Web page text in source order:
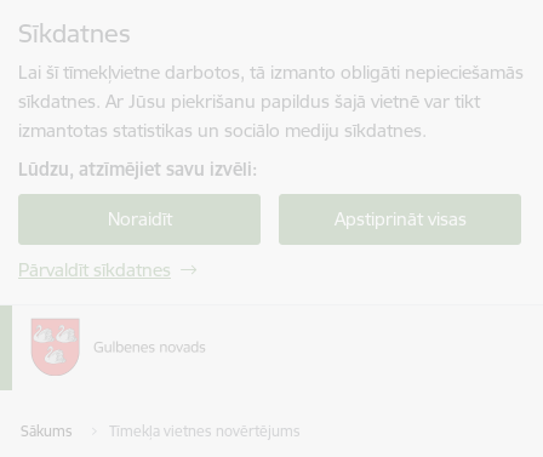
Sīkdatnes
Lai šī tīmekļvietne darbotos, tā izmanto obligāti nepieciešamās
sīkdatnes. Ar Jūsu piekrišanu papildus šajā vietnē var tikt
izmantotas statistikas un sociālo mediju sīkdatnes.
Lūdzu, atzīmējiet savu izvēli:
Noraidīt Apstiprināt visas
Pārvaldīt sīkdatnes
Sākums Tīmekļa vietnes novērtējums